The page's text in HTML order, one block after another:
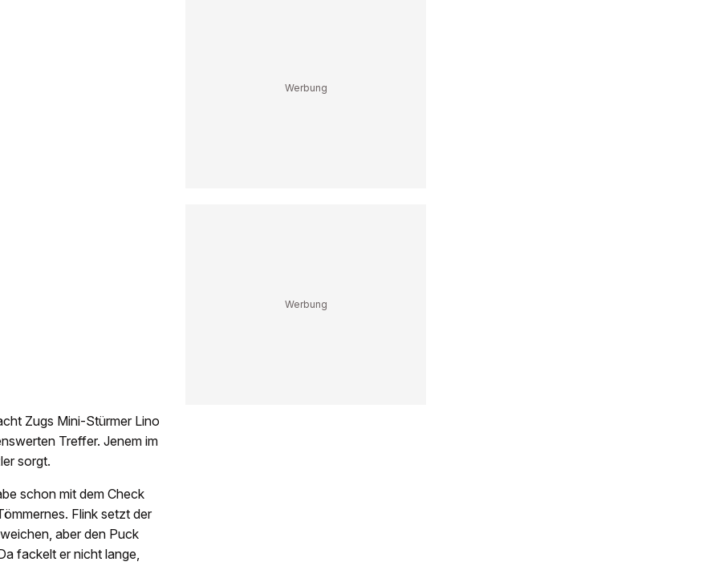
Zugs Mini-Stürmer Lino
Treffer. Jenem im
sorgt.
schon mit dem Check
Flink setzt der
aber den Puck
fackelt er nicht lange,